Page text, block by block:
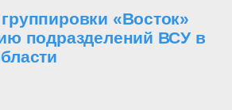
«Восток»
подразделений ВСУ в